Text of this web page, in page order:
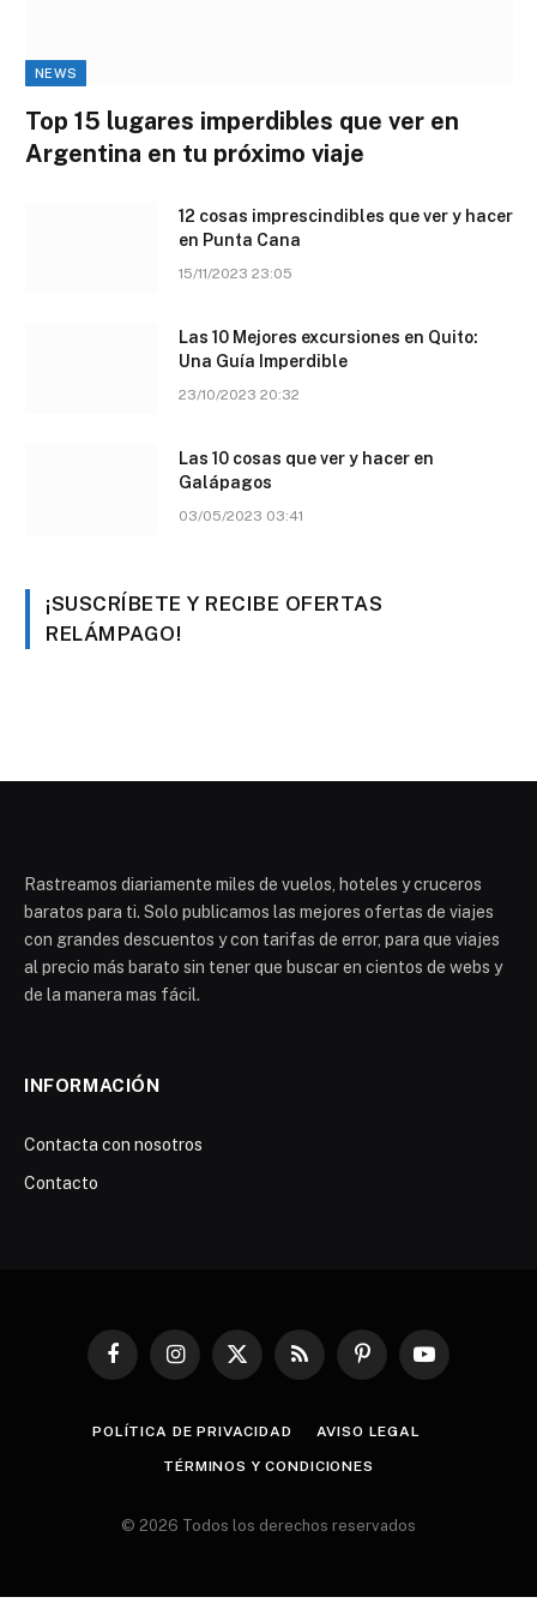
NEWS
Top 15 lugares imperdibles que ver en
Argentina en tu próximo viaje
12 cosas imprescindibles que ver y hacer
en Punta Cana
15/11/2023 23:05
Las 10 Mejores excursiones en Quito:
Una Guía Imperdible
23/10/2023 20:32
Las 10 cosas que ver y hacer en
Galápagos
03/05/2023 03:41
¡SUSCRÍBETE Y RECIBE OFERTAS
RELÁMPAGO!
Rastreamos diariamente miles de vuelos, hoteles y cruceros
baratos para ti. Solo publicamos las mejores ofertas de viajes
con grandes descuentos y con tarifas de error, para que viajes
al precio más barato sin tener que buscar en cientos de webs y
de la manera mas fácil.
INFORMACIÓN
Contacta con nosotros
Contacto
FacebookInstagram
X
RSS PinterestYouTube
POLÍTICA DE PRIVACIDAD AVISO LEGAL
TÉRMINOS Y CONDICIONES
© 2026 Todos los derechos reservados